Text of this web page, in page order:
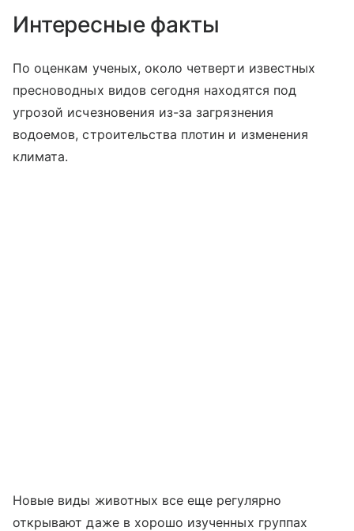
Интересные факты
По оценкам ученых, около четверти известных
пресноводных видов сегодня находятся под
угрозой исчезновения из-за загрязнения
водоемов, строительства плотин и изменения
климата.
Новые виды животных все еще регулярно
открывают даже в хорошо изученных группах